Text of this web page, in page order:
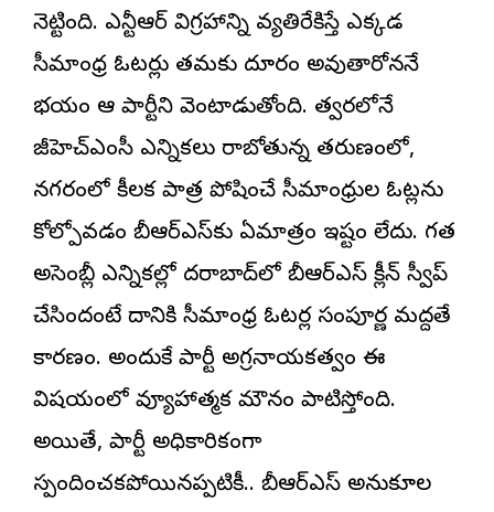
నెట్టింది. ఎన్టీఆర్ విగ్రహాన్ని వ్యతిరేకిస్తే ఎక్కడ
సీమాంధ్ర ఓటర్లు తమకు దూరం అవుతారోననే
భయం ఆ పార్టీని వెంటాడుతోంది. త్వరలోనే
జీహెచ్ఎంసీ ఎన్నికలు రాబోతున్న తరుణంలో,
నగరంలో కీలక పాత్ర పోషించే సీమాంధ్రుల ఓట్లను
కోల్పోవడం బీఆర్ఎస్‌కు ఏమాత్రం ఇష్టం లేదు. గత
అసెంబ్లీ ఎన్నికల్లో హైదరాబాద్‌లో బీఆర్ఎస్ క్లీన్ స్వీప్
చేసిందంటే దానికి సీమాంధ్ర ఓటర్ల సంపూర్ణ మద్దతే
కారణం. అందుకే పార్టీ అగ్రనాయకత్వం ఈ
విషయంలో వ్యూహాత్మక మౌనం పాటిస్తోంది.
అయితే, పార్టీ అధికారికంగా
స్పందించకపోయినప్పటికీ.. బీఆర్ఎస్ అనుకూల